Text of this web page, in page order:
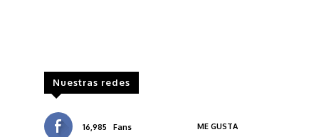
Nuestras redes
16,985 Fans ME GUSTA